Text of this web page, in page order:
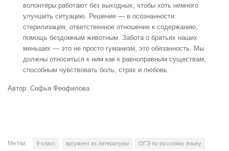
волонтёры работают без выходных, чтобы хоть немного
улучшить ситуацию. Решение — в осознанности:
стерилизация, ответственное отношение к содержанию,
помощь бездомным животным. Забота о братьях наших
меньших — это не просто гуманизм, это обязанность. Мы
должны относиться к ним как к равноправным существам,
способным чувствовать боль, страх и любовь.
Автор: Софья Феофилова
Метки: 9 класс аргумент из литературы ОГЭ по русскому языку